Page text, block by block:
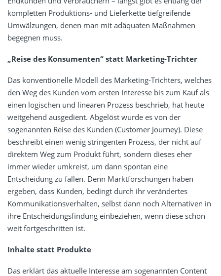
kompletten Produktions- und Lieferkette tiefgreifende
Umwälzungen, denen man mit adäquaten Maßnahmen
begegnen muss.
„Reise des Konsumenten“ statt Marketing-Trichter
Das konventionelle Modell des Marketing-Trichters, welches
den Weg des Kunden vom ersten Interesse bis zum Kauf als
einen logischen und linearen Prozess beschrieb, hat heute
weitgehend ausgedient. Abgelöst wurde es von der
sogenannten Reise des Kunden (Customer Journey). Diese
beschreibt einen wenig stringenten Prozess, der nicht auf
direktem Weg zum Produkt führt, sondern dieses eher
immer wieder umkreist, um dann spontan eine
Entscheidung zu fällen. Denn Marktforschungen haben
ergeben, dass Kunden, bedingt durch ihr verändertes
Kommunikationsverhalten, selbst dann noch Alternativen in
ihre Entscheidungsfindung einbeziehen, wenn diese schon
weit fortgeschritten ist.
Inhalte statt Produkte
Das erklärt das aktuelle Interesse am sogenannten Content